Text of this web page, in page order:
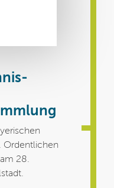
Ordentlichen
28.